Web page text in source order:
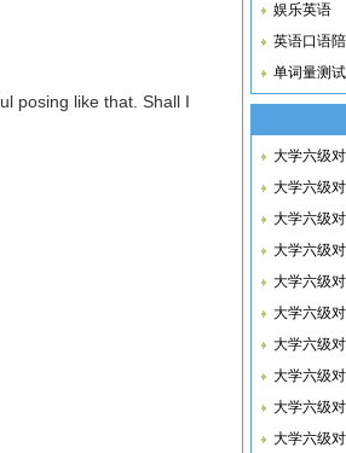
posing like that. Shall I
娱乐英语
英语口语
单词量测试
大学六级
大学六级
大学六级
大学六级
大学六级
大学六级
大学六级
大学六级
大学六级
大学六级